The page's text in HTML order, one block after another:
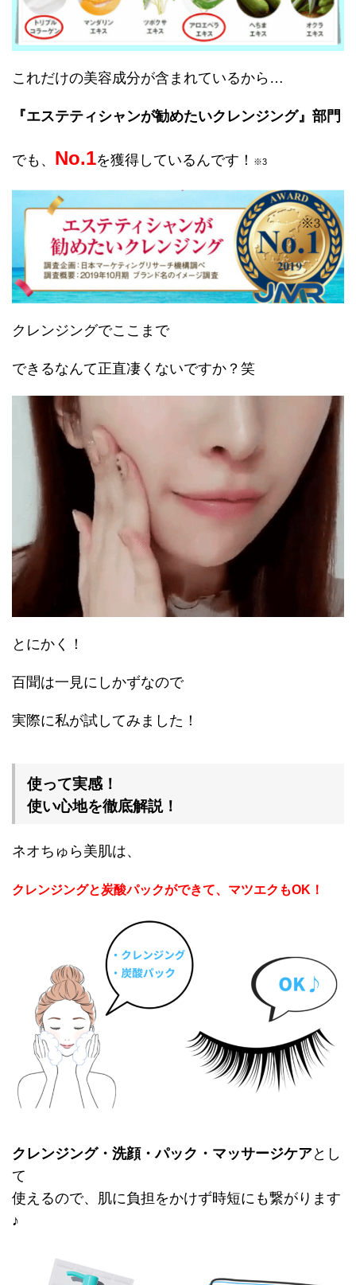
これだけの美容成分が含まれているから…
『エステティシャンが勧めたいクレンジング』部門
でも、 No.1を獲得しているんです！ ※3
クレンジングでここまで
できるなんて正直凄くないですか？笑
とにかく！
百聞は一見にしかずなので
実際に私が試してみました！
使って実感！
使い心地を徹底解説！
ネオちゅら美肌は、
クレンジングと炭酸パックができて、マツエクもOK！
クレンジング・洗顔・パック・マッサージケアとし
て
使えるので、肌に負担をかけず時短にも繋がります
♪